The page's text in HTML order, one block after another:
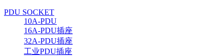
PDU SOCKET
10A-PDU
16A-PDU插座
32A-PDU插座
工业PDU插座